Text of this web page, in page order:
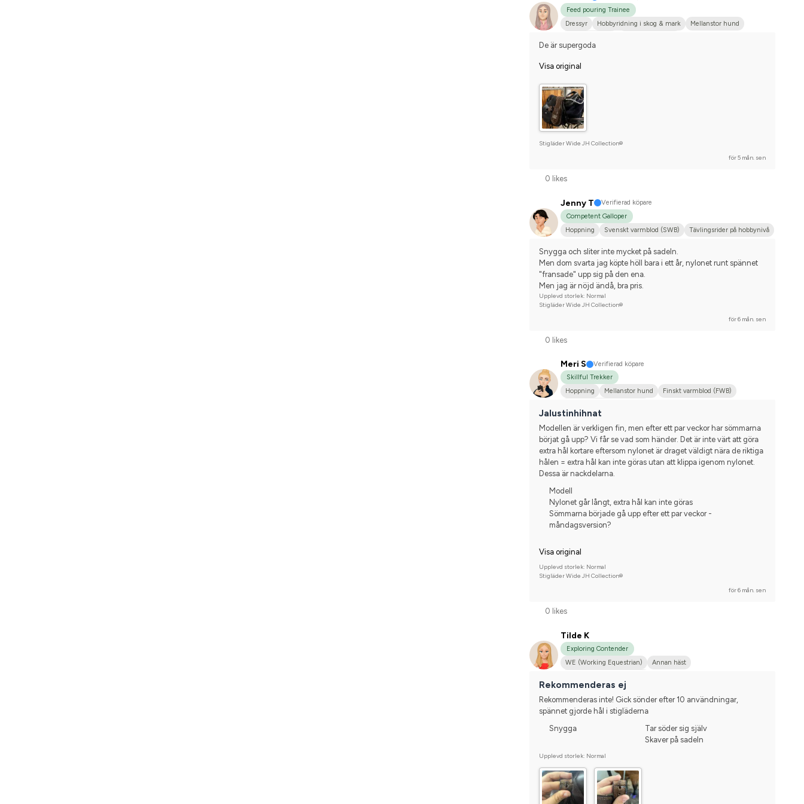
Feed pouring Trainee
Dressyr
Hobbyridning i skog & mark
Mellanstor hund
De är supergoda
Visa original
Stigläder Wide JH Collection®
för 5 mån. sen
0 likes
Jenny T
Verifierad köpare
Competent Galloper
Hoppning
Svenskt varmblod (SWB) Tävlingsrider på hobbynivå
Snygga och sliter inte mycket på sadeln.
Men dom svarta jag köpte höll bara i ett år, nylonet runt spännet
"fransade" upp sig på den ena.
Men jag är nöjd ändå, bra pris.
Upplevd storlek: Normal
Stigläder Wide JH Collection®
för 6 mån. sen
0 likes
Meri S
Verifierad köpare
Skillful Trekker
Hoppning
Mellanstor hund
Finskt varmblod (FWB)
Jalustinhihnat
Modellen är verkligen fin, men efter ett par veckor har sömmarna
börjat gå upp? Vi får se vad som händer. Det är inte värt att göra
extra hål kortare eftersom nylonet är draget väldigt nära de riktiga
hålen = extra hål kan inte göras utan att klippa igenom nylonet.
Dessa är nackdelarna.
Modell
Nylonet går långt, extra hål kan inte göras
Sömmarna började gå upp efter ett par veckor -
måndagsversion?
Visa original
Upplevd storlek: Normal
Stigläder Wide JH Collection®
för 6 mån. sen
0 likes
Tilde K
Exploring Contender
WE (Working Equestrian)
Annan häst
Rekommenderas ej
Rekommenderas inte! Gick sönder efter 10 användningar,
spännet gjorde hål i stigläderna
Snygga
Tar söder sig själv
Skaver på sadeln
Upplevd storlek: Normal